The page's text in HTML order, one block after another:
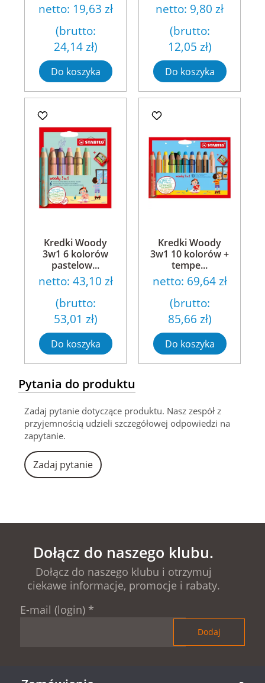
netto: 19,63 zł
(brutto:
24,14 zł)
Do koszyka
netto: 9,80 zł
(brutto:
12,05 zł)
Do koszyka
Kredki Woody
3w1 6 kolorów
pastelow...
netto: 43,10 zł
(brutto:
53,01 zł)
Do koszyka
Kredki Woody
3w1 10 kolorów +
tempe...
netto: 69,64 zł
(brutto:
85,66 zł)
Do koszyka
Pytania do produktu
Zadaj pytanie dotyczące produktu. Nasz zespół z
przyjemnością udzieli szczegółowej odpowiedzi na
zapytanie.
Zadaj pytanie
Dołącz do naszego klubu.
Dołącz do naszego klubu i otrzymuj
ciekawe informacje, promocje i rabaty.
E-mail (login) *